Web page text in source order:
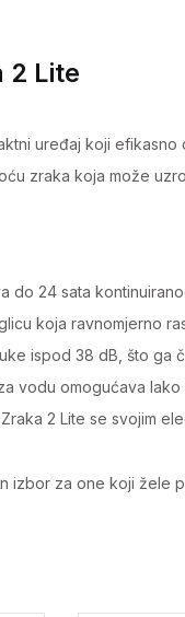
2 Lite
uređaj koji efikasno
zraka koja može
do 24 sata
koja ravnomjerno
ispod 38 dB, što ga
vodu omogućava
2 Lite se svojim
izbor za one koji žele